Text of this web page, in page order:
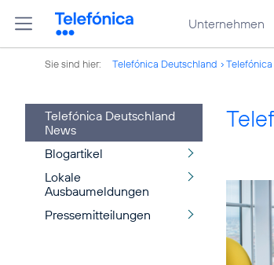
Unternehmen
Sie sind hier: Telefónica Deutschland
Telefónica Deutschland
News
Blogartikel
Lokale
Ausbaumeldungen
Pressemitteilungen